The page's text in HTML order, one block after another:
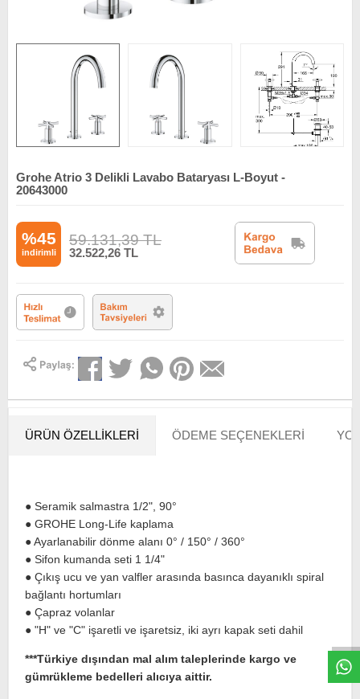
Grohe Atrio 3 Delikli Lavabo Bataryası L-Boyut -
20643000
%45
indirimli
59.131,39TL
32.522,26 TL
ÜRÜN ÖZELLIKLERI ÖDEME SEÇENEKLERI
● Seramik salmastra 1/2", 90°
● GROHE Long-Life kaplama
● Ayarlanabilir dönme alanı 0° / 150° / 360°
● Sifon kumanda seti 1 1/4"
● Çıkış ucu ve yan valfler arasında basınca dayanıklı spiral
bağlantı hortumları
● Çapraz volanlar
● "H" ve "C" işaretli ve işaretsiz, iki ayrı kapak seti dahil
***Türkiye dışından mal alım taleplerinde kargo ve
gümrükleme bedelleri alıcıya aittir.